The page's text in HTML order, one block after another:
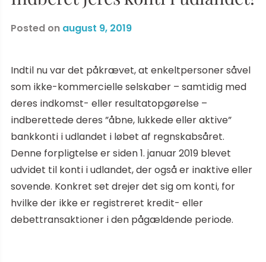
Posted on august 9, 2019
Indtil nu var det påkrævet, at enkeltpersoner såvel
som ikke-kommercielle selskaber – samtidig med
deres indkomst- eller resultatopgørelse –
indberettede deres ”åbne, lukkede eller aktive”
bankkonti i udlandet i løbet af regnskabsåret.
Denne forpligtelse er siden 1. januar 2019 blevet
udvidet til konti i udlandet, der også er inaktive eller
sovende. Konkret set drejer det sig om konti, for
hvilke der ikke er registreret kredit- eller
debettransaktioner i den pågældende periode.